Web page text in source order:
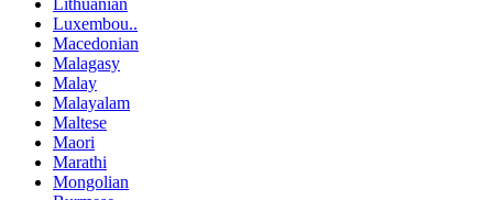
Luxembou..
Macedonian
Malagasy
Malay
Malayalam
Maltese
Maori
Marathi
Mongolian